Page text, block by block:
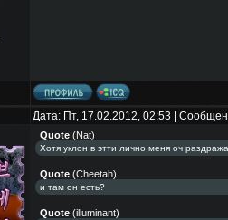
Дата: Пт, 17.02.2012, 02:53 |
Quote(Nat)
Хотя уклон в этти лично меня оч
Quote(Cheetah)
и там он есть?
Quote(illuminant)